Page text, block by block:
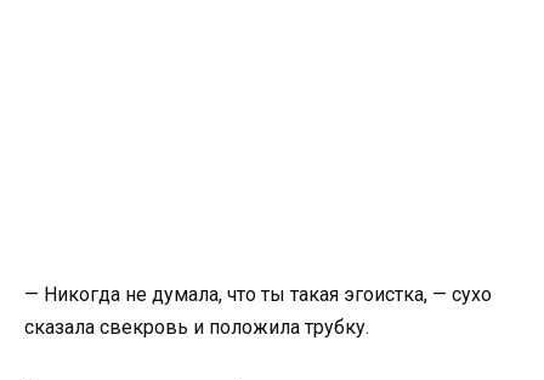
— Никогда не думала, что ты такая эгоистка, — сухо
сказала свекровь и положила трубку.